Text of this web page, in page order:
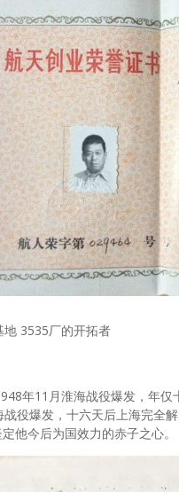
地 3535厂的开拓者
年11月淮海战役爆发，年
役爆发，十六天后上海完全
他今后为国效力的赤子之心。